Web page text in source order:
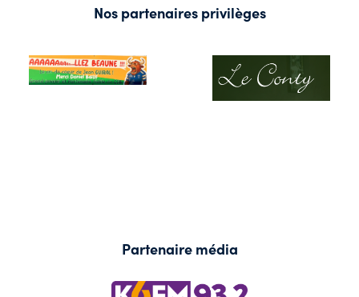
Nos partenaires privilèges
Partenaire média